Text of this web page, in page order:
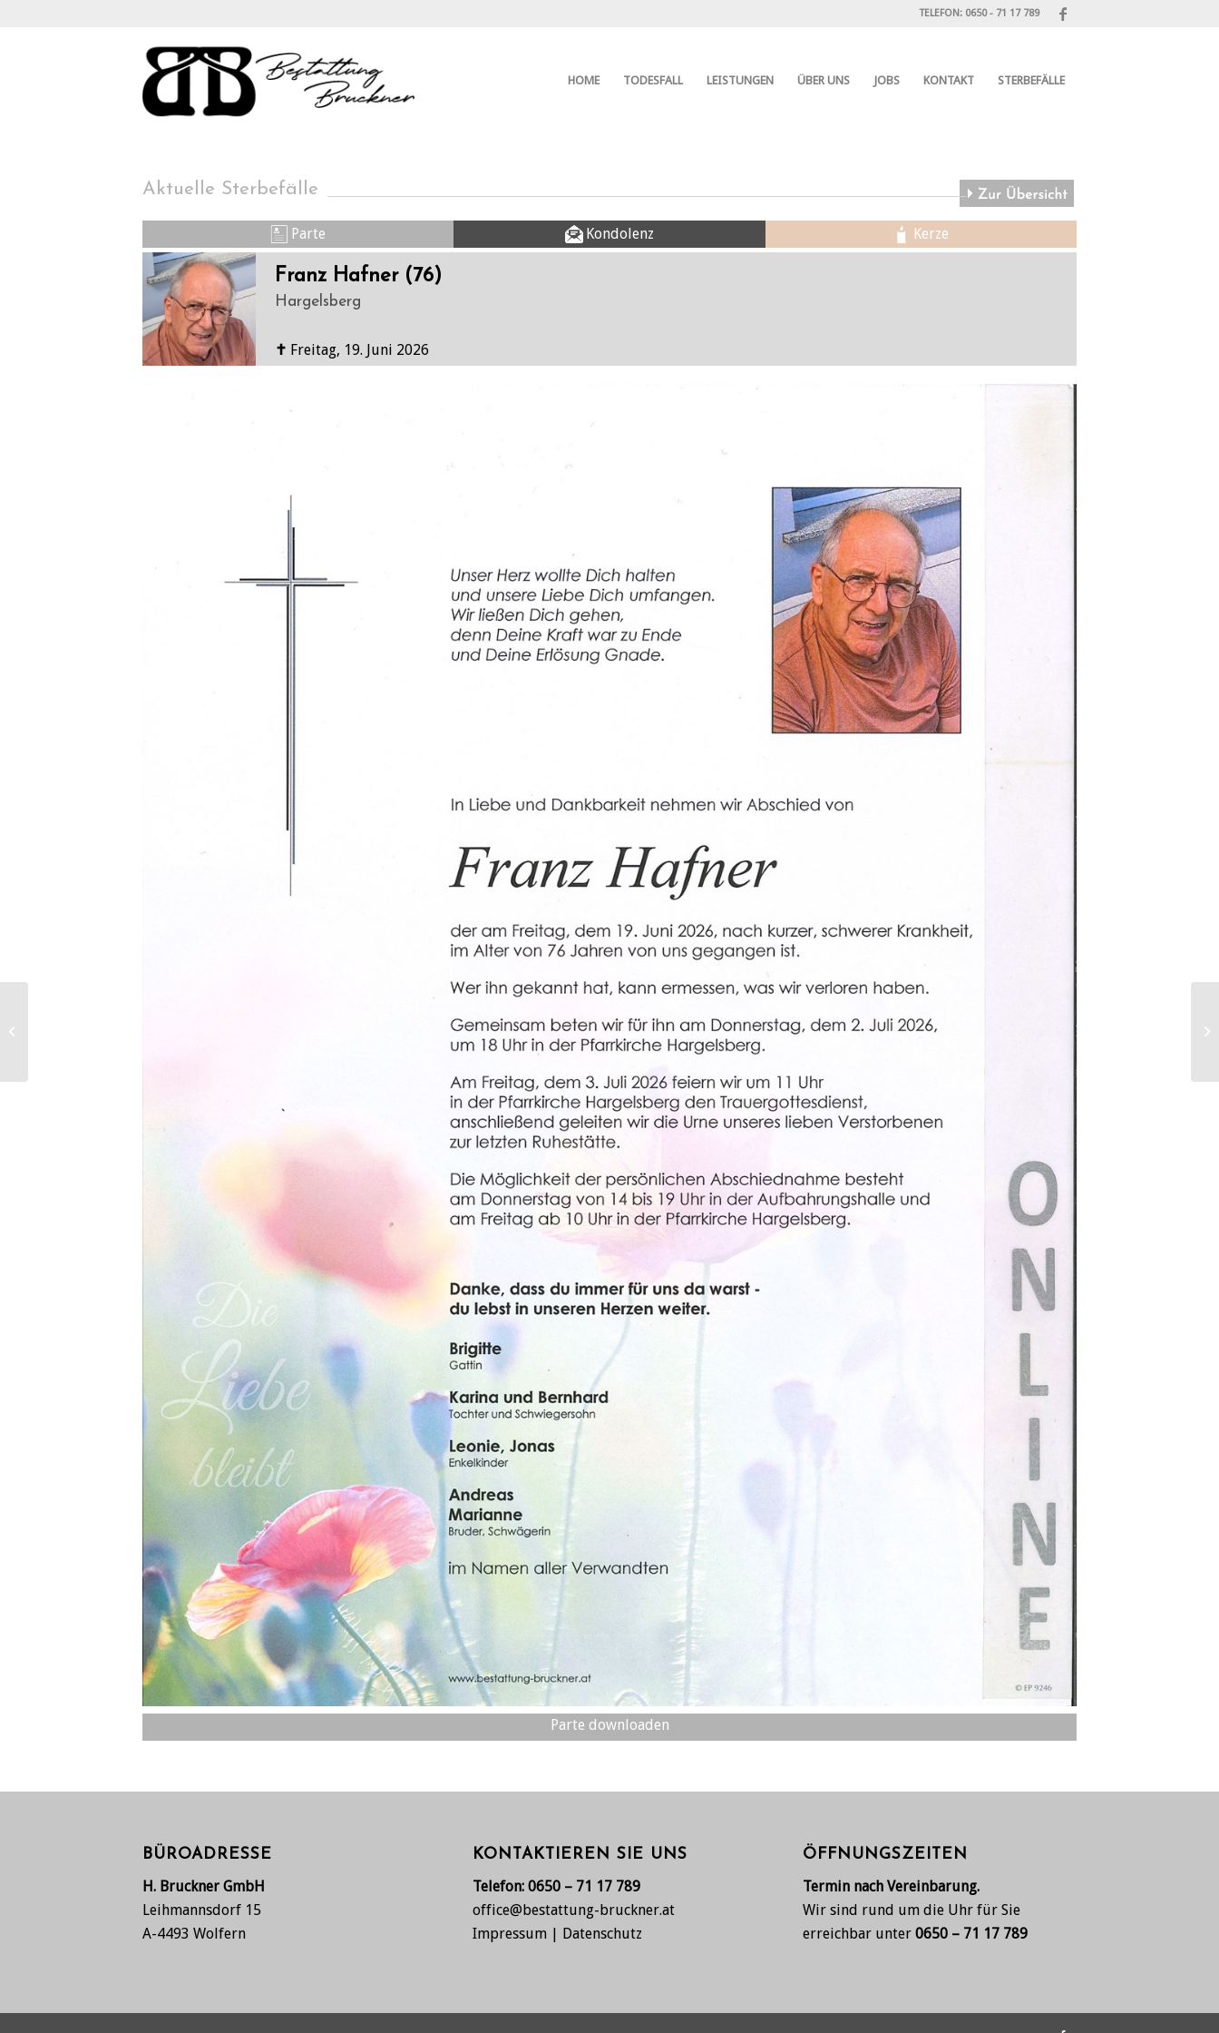
TELEFON: 0650 - 71 17 789
HOME TODESFALL LEISTUNGEN ÜBER UNS JOBS KONTAKT STERBEFÄLLE
Aktuelle Sterbefälle
Parte Kondolenz Kerze
Franz Hafner (76)
Hargelsberg
✝ Freitag, 19. Juni 2026
Parte downloaden
BÜROADRESSE
H. Bruckner GmbH
Leihmannsdorf 15
A-4493 Wolfern
KONTAKTIEREN SIE UNS
Telefon: 0650 – 71 17 789
office@bestattung-bruckner.at
Impressum| Datenschutz
ÖFFNUNGSZEITEN
Termin nach Vereinbarung.
Wir sind rund um die Uhr für Sie
erreichbar unter 0650 – 71 17 789